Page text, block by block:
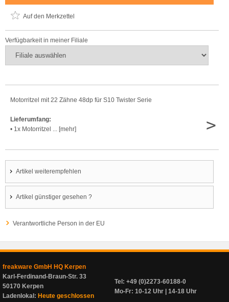
Auf den Merkzettel
Verfügbarkeit in meiner Filiale
Motorritzel mit 22 Zähne 48dp für S10 Twister Serie
Lieferumfang:
• 1x Motorritzel ... [mehr]
>
Artikel weiterempfehlen
Artikel günstiger gesehen ?
Verantwortliche Person in der EU
freakware GmbH HQ Kerpen
Karl-Ferdinand-Braun-Str. 33
50170 Kerpen
Ladenlokal: Heute geschlossen
Tel: +49 (0)2273-60188-0
Mo-Fr: 10-12 Uhr | 14-18 Uhr